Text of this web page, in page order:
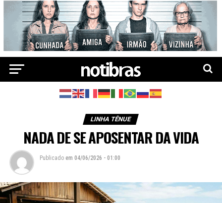
LINHA TÊNUE
NADA DE SE APOSENTAR DA VIDA
Publicado em 04/06/2026 - 01:00